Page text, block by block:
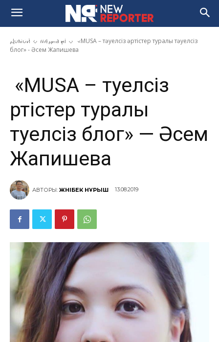
Домой Медиа үні
«MUSA – тәуелсіз әртістер туралы тәуелсіз
блог» - Әсем Жапишева
«MUSA – тәуелсіз әртістер
туралы тәуелсіз блог» — Әсем
Жапишева
«MUSA – тәуелсіз
әртістер туралы
тәуелсіз блог» — Әсем
Жапишева
АВТОРЫ: ЖӘНІБЕК НҰРЫШ 13.08.2019